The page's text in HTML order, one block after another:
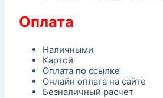
Оплата
Наличными
Картой
Оплата по ссылке
Онлайн оплата на сайте
Безналичный расчет